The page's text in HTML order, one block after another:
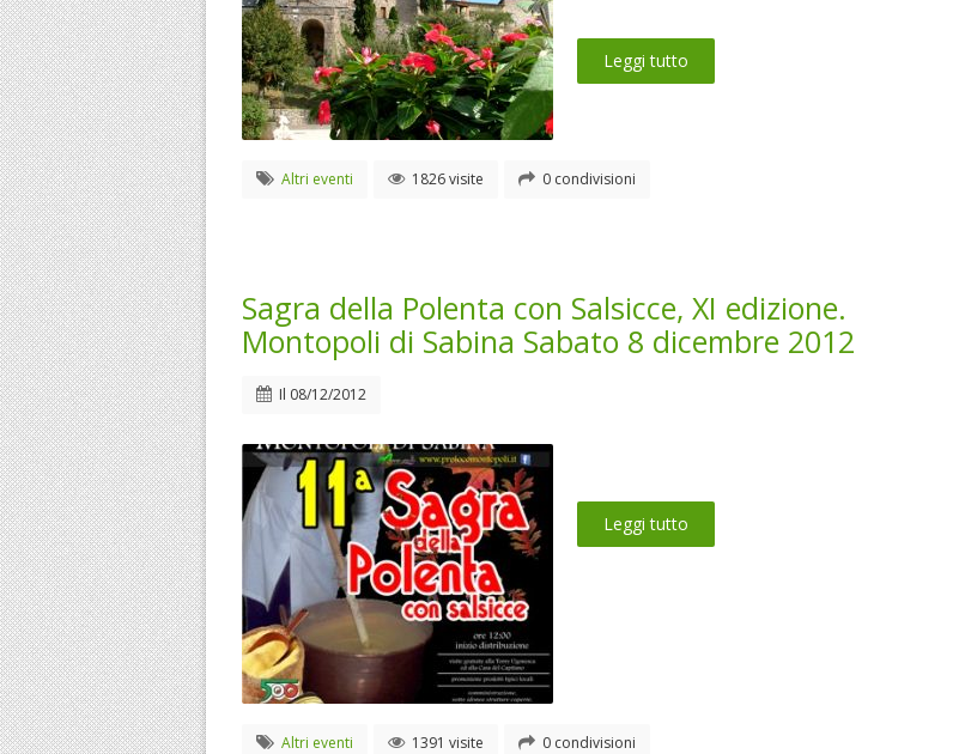
Leggi tutto
Altri eventi 1826 visite 0 condivisioni
Sagra della Polenta con Salsicce, XI edizione.
Montopoli di Sabina Sabato 8 dicembre 2012
Il 08/12/2012
Leggi tutto
Altri eventi 1391 visite 0 condivisioni